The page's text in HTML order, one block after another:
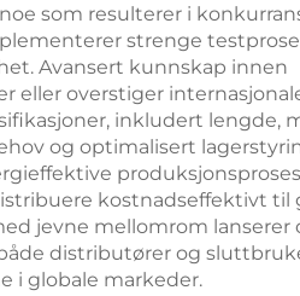
som resulterer i
strenge
Avansert kunnskap innen
eller overstiger
inkludert lengde,
og optimalisert
kostnadseffektivt til
jevne mellomrom lanserer
distributører og
i globale markeder.